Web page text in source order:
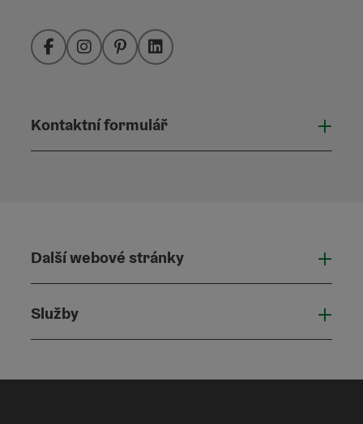
FacebookInstagramPinterestLinkedIn
Kontaktní formulář
Další webové stránky
Služby